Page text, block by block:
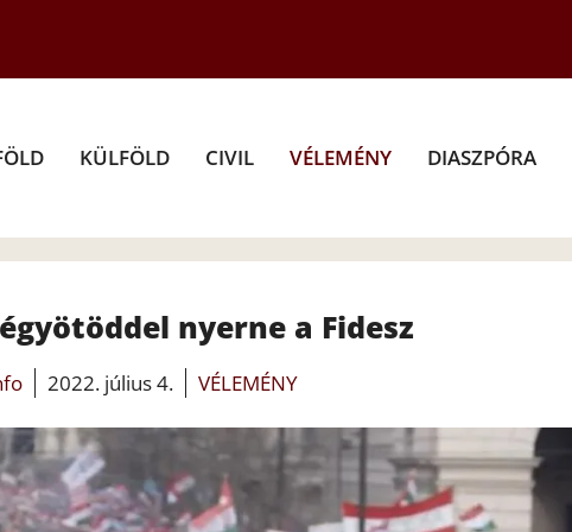
KÜLFÖLD CIVIL VÉLEMÉNY DIASZPÓRA
nyerne a Fidesz
2022. július 4. VÉLEMÉNY